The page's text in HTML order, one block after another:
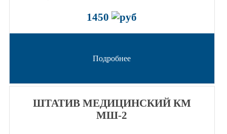
1450
Подробнее
ШТАТИВ МЕДИЦИНСКИЙ КМ
МШ-2